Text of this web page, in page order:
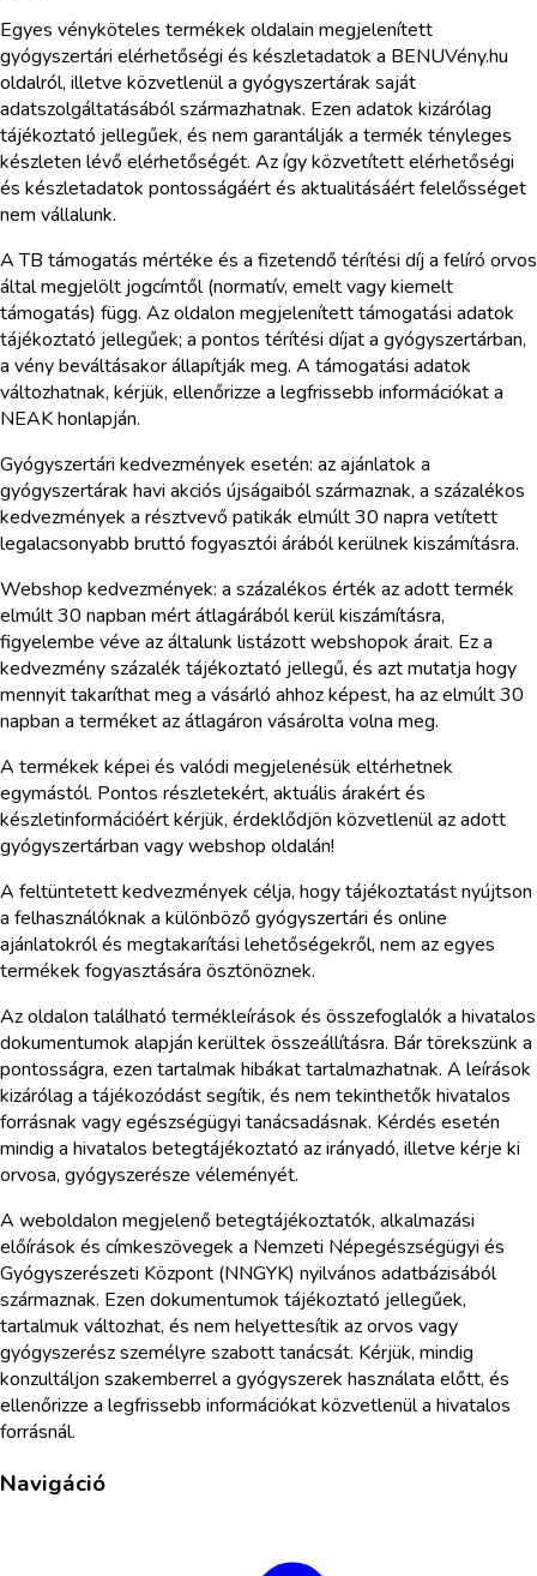
Egyes vényköteles termékek oldalain megjelenített
gyógyszertári elérhetőségi és készletadatok a BENUVény.hu
oldalról, illetve közvetlenül a gyógyszertárak saját
adatszolgáltatásából származhatnak. Ezen adatok kizárólag
tájékoztató jellegűek, és nem garantálják a termék tényleges
készleten lévő elérhetőségét. Az így közvetített elérhetőségi
és készletadatok pontosságáért és aktualitásáért felelősséget
nem vállalunk.
A TB támogatás mértéke és a fizetendő térítési díj a felíró orvos
által megjelölt jogcímtől (normatív, emelt vagy kiemelt
támogatás) függ. Az oldalon megjelenített támogatási adatok
tájékoztató jellegűek; a pontos térítési díjat a gyógyszertárban,
a vény beváltásakor állapítják meg. A támogatási adatok
változhatnak, kérjük, ellenőrizze a legfrissebb információkat a
NEAK honlapján.
Gyógyszertári kedvezmények esetén: az ajánlatok a
gyógyszertárak havi akciós újságaiból származnak, a százalékos
kedvezmények a résztvevő patikák elmúlt 30 napra vetített
legalacsonyabb bruttó fogyasztói árából kerülnek kiszámításra.
Webshop kedvezmények: a százalékos érték az adott termék
elmúlt 30 napban mért átlagárából kerül kiszámításra,
figyelembe véve az általunk listázott webshopok árait. Ez a
kedvezmény százalék tájékoztató jellegű, és azt mutatja hogy
mennyit takaríthat meg a vásárló ahhoz képest, ha az elmúlt 30
napban a terméket az átlagáron vásárolta volna meg.
A termékek képei és valódi megjelenésük eltérhetnek
egymástól. Pontos részletekért, aktuális árakért és
készletinformációért kérjük, érdeklődjön közvetlenül az adott
gyógyszertárban vagy webshop oldalán!
A feltüntetett kedvezmények célja, hogy tájékoztatást nyújtson
a felhasználóknak a különböző gyógyszertári és online
ajánlatokról és megtakarítási lehetőségekről, nem az egyes
termékek fogyasztására ösztönöznek.
Az oldalon található termékleírások és összefoglalók a hivatalos
dokumentumok alapján kerültek összeállításra. Bár törekszünk a
pontosságra, ezen tartalmak hibákat tartalmazhatnak. A leírások
kizárólag a tájékozódást segítik, és nem tekinthetők hivatalos
forrásnak vagy egészségügyi tanácsadásnak. Kérdés esetén
mindig a hivatalos betegtájékoztató az irányadó, illetve kérje ki
orvosa, gyógyszerésze véleményét.
A weboldalon megjelenő betegtájékoztatók, alkalmazási
előírások és címkeszövegek a Nemzeti Népegészségügyi és
Gyógyszerészeti Központ (NNGYK) nyilvános adatbázisából
származnak. Ezen dokumentumok tájékoztató jellegűek,
tartalmuk változhat, és nem helyettesítik az orvos vagy
gyógyszerész személyre szabott tanácsát. Kérjük, mindig
konzultáljon szakemberrel a gyógyszerek használata előtt, és
ellenőrizze a legfrissebb információkat közvetlenül a hivatalos
forrásnál.
Navigáció